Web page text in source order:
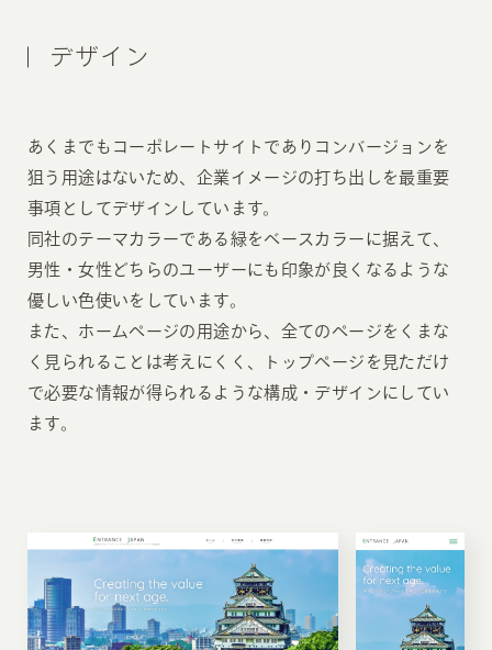
デザイン
あくまでもコーポレートサイトでありコンバージョンを
狙う用途はないため、企業イメージの打ち出しを最重要
事項としてデザインしています。
同社のテーマカラーである緑をベースカラーに据えて、
男性・女性どちらのユーザーにも印象が良くなるような
優しい色使いをしています。
また、ホームページの用途から、全てのページをくまな
く見られることは考えにくく、トップページを見ただけ
で必要な情報が得られるような構成・デザインにしてい
ます。